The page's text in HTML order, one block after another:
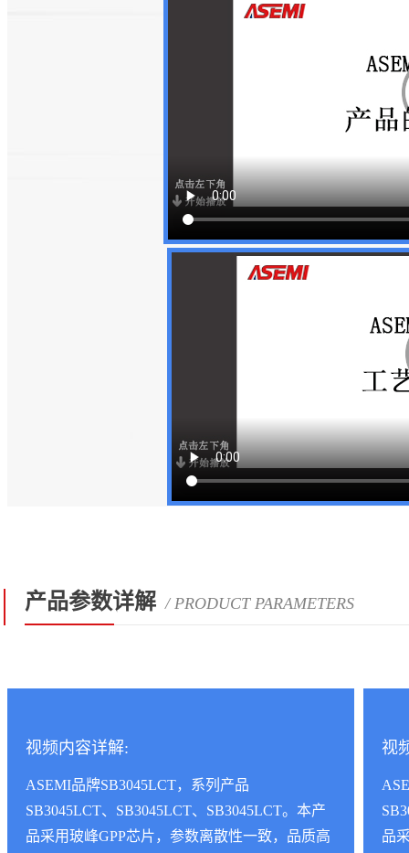
产品参数详解 / PRODUCT PARAMETERS
视频内容详解:
ASEMI品牌SB3045LCT，系列产品
SB3045LCT、SB3045LCT、SB3045LCT。本产
品采用玻峰GPP芯片，参数离散性一致，品质高
视
品